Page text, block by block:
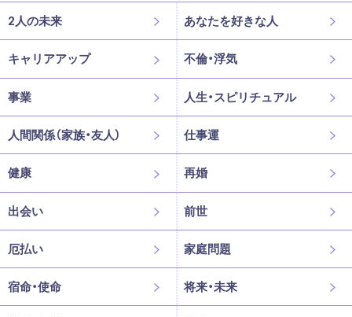
2人の未来 あなたを好きな人
キャリアアップ 不倫・浮気
事業 人生・スピリチュアル
人間関係（家族・友人） 仕事運
健康 再婚
出会い 前世
厄払い 家庭問題
宿命・使命 将来・未来